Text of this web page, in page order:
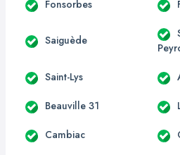
Fonsorbes
Saiguède
Saint-Lys
Beauville 31
Cambiac